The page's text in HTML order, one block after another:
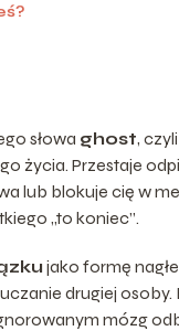
słowa ghost,
życia. Przestaje
lub blokuje cię w
„to koniec”.
jako formę
drugiej
mózg